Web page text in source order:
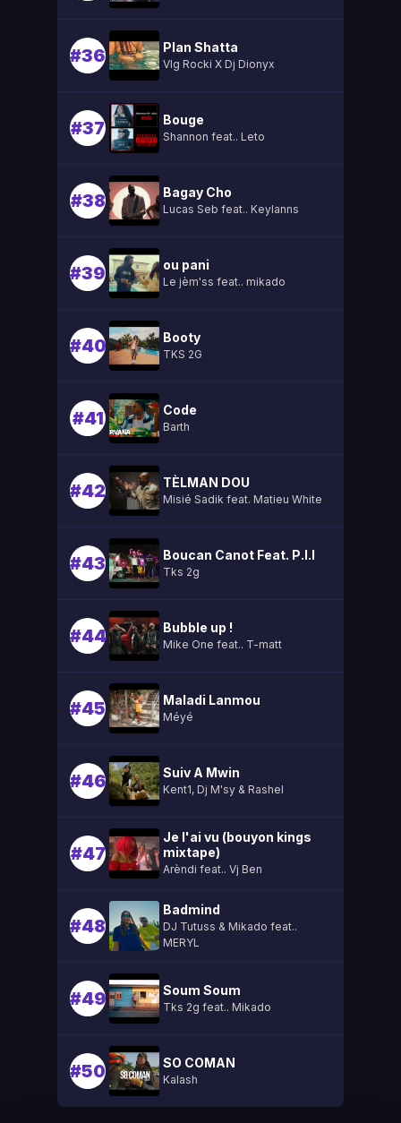
#36 Plan Shatta
Vlg Rocki X Dj Dionyx
#37 Bouge
Shannon feat.. Leto
#38 Bagay Cho
Lucas Seb feat.. Keylanns
#39 ou pani
Le jèm'ss feat.. mikado
#40 Booty
TKS 2G
#41 Code
Barth
#42 TÈLMAN DOU
Misié Sadik feat. Matieu White
#43 Boucan Canot Feat. P.l.l
Tks 2g
#44 Bubble up !
Mike One feat.. T-matt
#45 Maladi Lanmou
Méyé
#46 Suiv A Mwin
Kent1, Dj M'sy & Rashel
#47
Je l'ai vu (bouyon kings
mixtape)
Arèndi feat.. Vj Ben
#48
Badmind
DJ Tutuss & Mikado feat..
MERYL
#49 Soum Soum
Tks 2g feat.. Mikado
#50 SO COMAN
Kalash